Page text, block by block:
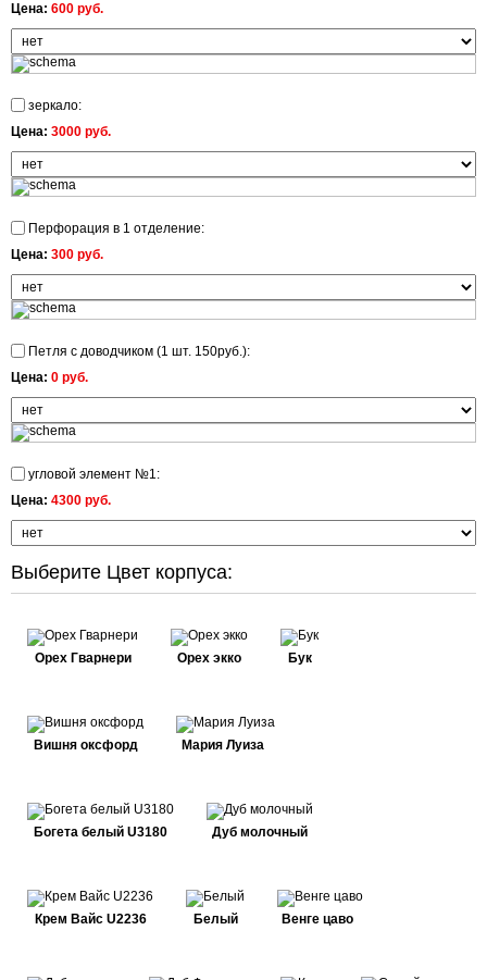
Цена: 600 руб.
зеркало:
Цена: 3000 руб.
Перфорация в 1 отделение:
Цена: 300 руб.
Петля с доводчиком (1 шт. 150руб.):
Цена: 0 руб.
угловой элемент №1:
Цена: 4300 руб.
Выберите Цвет корпуса:
Орех Гварнери Орех экко Бук
Вишня оксфорд Мария Луиза
Богета белый U3180 Дуб молочный
Крем Вайс U2236 Белый Венге цаво